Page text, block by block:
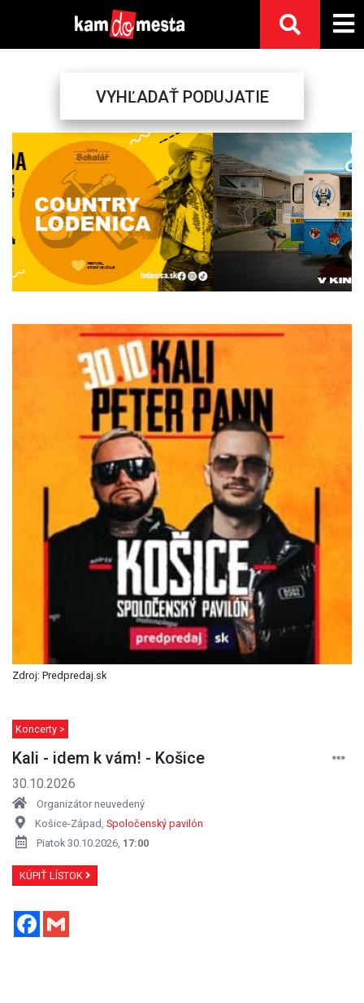
VYHĽADAŤ PODUJATIE
Previous Next
Zdroj: Predpredaj.sk
Koncerty >
Kali - idem k vám! - Košice
30.10.2026
Organizátor neuvedený
Košice-Západ, Spoločenský pavilón
Piatok 30.10.2026, 17:00
KÚPIŤ LÍSTOK
Facebook